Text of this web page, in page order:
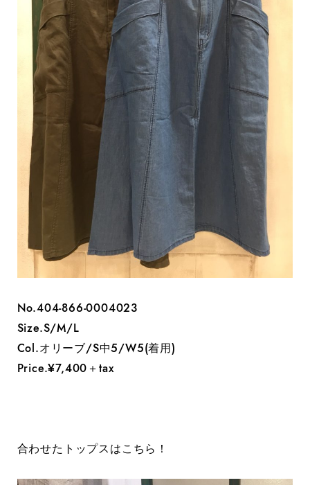
No.404-866-0004023
Size.S/M/L
Col.オリーブ/S中5/W5(着用)
Price.¥7,400＋tax
合わせたトップスはこちら！